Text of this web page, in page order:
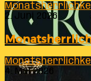
2. Juni 2026
4. Mai 2026